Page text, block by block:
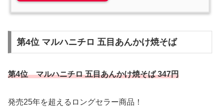
第4位 マルハニチロ 五目あんかけ焼そば
第4位 マルハニチロ 五目あんかけ焼そば 347円
発売25年を超えるロングセラー商品！